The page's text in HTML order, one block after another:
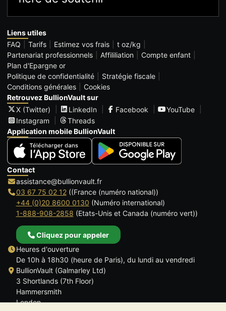
Liens utiles
FAQ
Tarifs Estimez vos frais
t oz/kg
Partenariat professionnels
Affililiation
Compte enfant
Plan d'Epargne or
Politique de confidentialité
Stratégie fiscale
Conditions générales
Cookies
Retrouvez BullionVault sur
X (Twitter)
LinkedIn Facebook
YouTube
Instagram
Threads
Application mobile BullionVault
Contact
assistance@bullionvault.fr
03 67 75 02 12((France (numéro national))
+44 (0)20 8600 0130 (Numéro international)
1-888-908-2858 (Etats-Unis et Canada (numéro vert))
Cliquez pour appeler
Heures d'ouverture
De 10h à 18h30 (heure de Paris), du lundi au vendredi
BullionVault (Galmarley Ltd)
3 Shortlands (7th Floor)
Hammersmith
London